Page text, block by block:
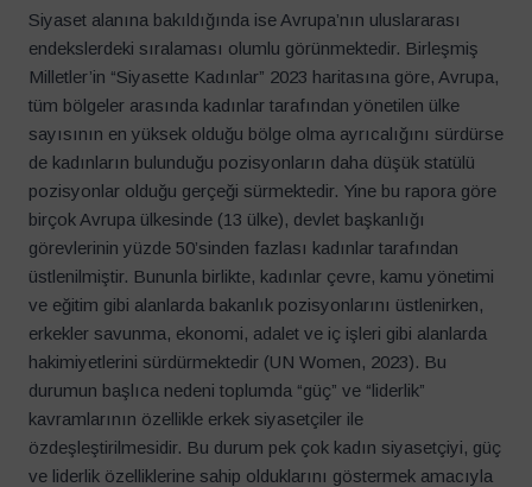
Siyaset alanına bakıldığında ise Avrupa’nın uluslararası
endekslerdeki sıralaması olumlu görünmektedir. Birleşmiş
Milletler’in “Siyasette Kadınlar” 2023 haritasına göre, Avrupa,
tüm bölgeler arasında kadınlar tarafından yönetilen ülke
sayısının en yüksek olduğu bölge olma ayrıcalığını sürdürse
de kadınların bulunduğu pozisyonların daha düşük statülü
pozisyonlar olduğu gerçeği sürmektedir. Yine bu rapora göre
birçok Avrupa ülkesinde (13 ülke), devlet başkanlığı
görevlerinin yüzde 50’sinden fazlası kadınlar tarafından
üstlenilmiştir. Bununla birlikte, kadınlar çevre, kamu yönetimi
ve eğitim gibi alanlarda bakanlık pozisyonlarını üstlenirken,
erkekler savunma, ekonomi, adalet ve iç işleri gibi alanlarda
hakimiyetlerini sürdürmektedir (UN Women, 2023). Bu
durumun başlıca nedeni toplumda “güç” ve “liderlik”
kavramlarının özellikle erkek siyasetçiler ile
özdeşleştirilmesidir. Bu durum pek çok kadın siyasetçiyi, güç
ve liderlik özelliklerine sahip olduklarını göstermek amacıyla